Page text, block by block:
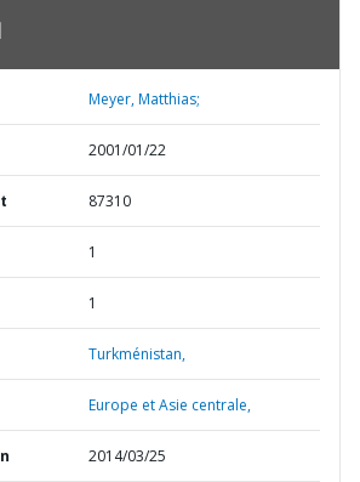
Meyer, Matthias;
2001/01/22
87310
1
1
Turkménistan,
Europe et Asie centrale,
2014/03/25